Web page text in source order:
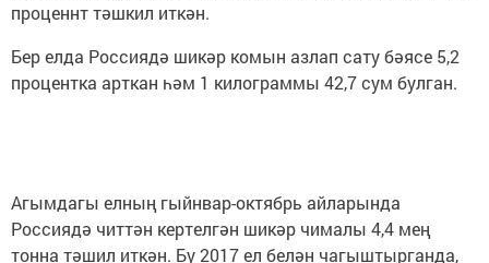
проценнт тәшкил иткән.
Бер елда Россиядә шикәр комын азлап сату бәясе 5,2
процентка арткан һәм 1 килограммы 42,7 сум булган.
Агымдагы елның гыйнвар-октябрь айларында
Россиядә читтән кертелгән шикәр чималы 4,4 мең
тонна тәшил иткән. Бу 2017 ел белән чагыштырганда,